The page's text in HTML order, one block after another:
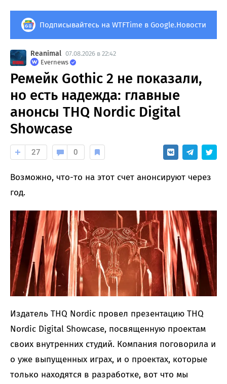
Подписывайтесь на WTFTime в Google.Новости
Reanimal 07.08.2026 в 22:42
Evernews
Ремейк Gothic 2 не показали,
но есть надежда: главные
анонсы THQ Nordic Digital
Showcase
27 0
Возможно, что-то на этот счет анонсируют через
год.
Издатель THQ Nordic провел презентацию THQ
Nordic Digital Showcase, посвященную проектам
своих внутренних студий. Компания поговорила и
о уже выпущенных играх, и о проектах, которые
только находятся в разработке, вот что мы